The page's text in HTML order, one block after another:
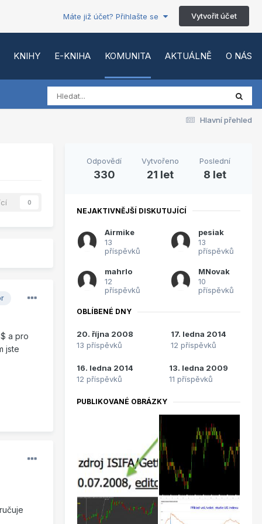
Máte již účet? Přihlašte se Vytvořit účet
KNIHY E-KNIHA KOMUNITA AKTUÁLNĚ O NÁS
Hlavní přehled
0
a pro
jste
Odpovědí
330
Vytvořeno
21 let
Poslední
8 let
NEJAKTIVNĚJŠÍ DISKUTUJÍCÍ
Airmike
13
příspěvků
pesiak
13
příspěvků
mahrlo
12
příspěvků
MNovak
10
příspěvků
OBLÍBENÉ DNY
20. října 2008
13 příspěvků
17. ledna 2014
12 příspěvků
16. ledna 2014
12 příspěvků
13. ledna 2009
11 příspěvků
PUBLIKOVANÉ OBRÁZKY